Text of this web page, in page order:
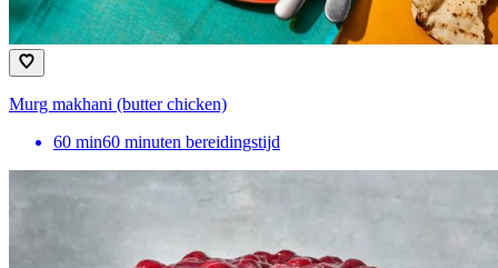
Murg makhani (butter chicken)
60 min60 minuten bereidingstijd